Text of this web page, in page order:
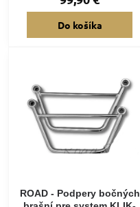
Do košíka
ROAD - Podpery bočných